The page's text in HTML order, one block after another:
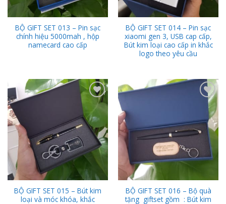
BỘ GIFT SET 013 – Pin sạc
chính hiệu 5000mah , hộp
namecard cao cấp
BỘ GIFT SET 014 – Pin sạc
xiaomi gen 3, USB cap cấp,
Bút kim loại cao cấp in khắc
logo theo yêu cầu
Add to
Wishlist
BỘ GIFT SET 015 – Bút kim
loại và móc khóa, khắc
Add to
Wishlist
BỘ GIFT SET 016 – Bộ quà
tặng giftset gồm : Bút kim